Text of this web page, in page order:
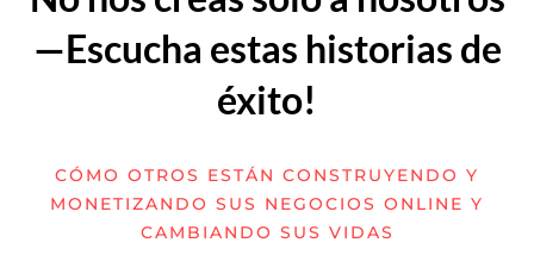
—Escucha estas historias de
éxito!
CÓMO OTROS ESTÁN CONSTRUYENDO Y
MONETIZANDO SUS NEGOCIOS ONLINE Y
CAMBIANDO SUS VIDAS